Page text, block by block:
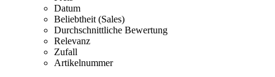
Datum
Beliebtheit (Sales)
Durchschnittliche Bewertung
Relevanz
Zufall
Artikelnummer